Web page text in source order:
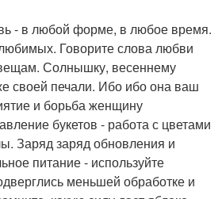
- в любой форме, в любое время.
Говорите слова любви
Солнышку, весеннему
своей печали. Ибо ибо она ваш
и борьба женщину
букетов - работа с цветами
Заряд заряд обновления и
питание - используйте
меньшей обработке и